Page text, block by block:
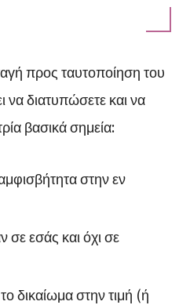
προς ταυτοποίηση του
διατυπώσετε και να
βασικά σημεία:
στην εν
εσάς και όχι σε
δικαίωμα στην τιμή (ή